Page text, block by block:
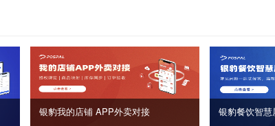
银豹我的店铺 APP外卖对接 银豹餐饮智